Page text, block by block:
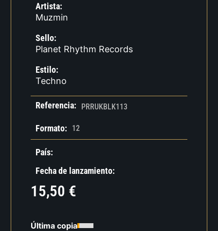
Artista:
Muzmin
Sello:
Planet Rhythm Records
Estilo:
Techno
Referencia: PRRUKBLK113
Formato: 12
País:
Fecha de lanzamiento:
15,50 €
Última copia